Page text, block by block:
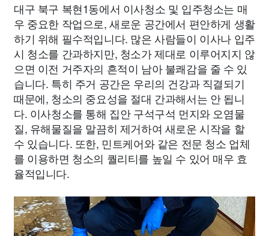
대구 북구 복현1동에서 이사청소 및 입주청소는 매
우 중요한 작업으로, 새로운 공간에서 편안하게 생활
하기 위해 필수적입니다. 많은 사람들이 이사나 입주
시 청소를 간과하지만, 청소가 제대로 이루어지지 않
으면 이전 거주자의 흔적이 남아 불쾌감을 줄 수 있
습니다. 특히 주거 공간은 우리의 건강과 직결되기
때문에, 청소의 중요성을 절대 간과해서는 안 됩니
다. 이사청소를 통해 집안 구석구석 먼지와 오염물
질, 유해물질을 말끔히 제거하여 새로운 시작을 할
수 있습니다. 또한, 민트케어와 같은 전문 청소 업체
를 이용하면 청소의 퀄리티를 높일 수 있어 매우 효
율적입니다.